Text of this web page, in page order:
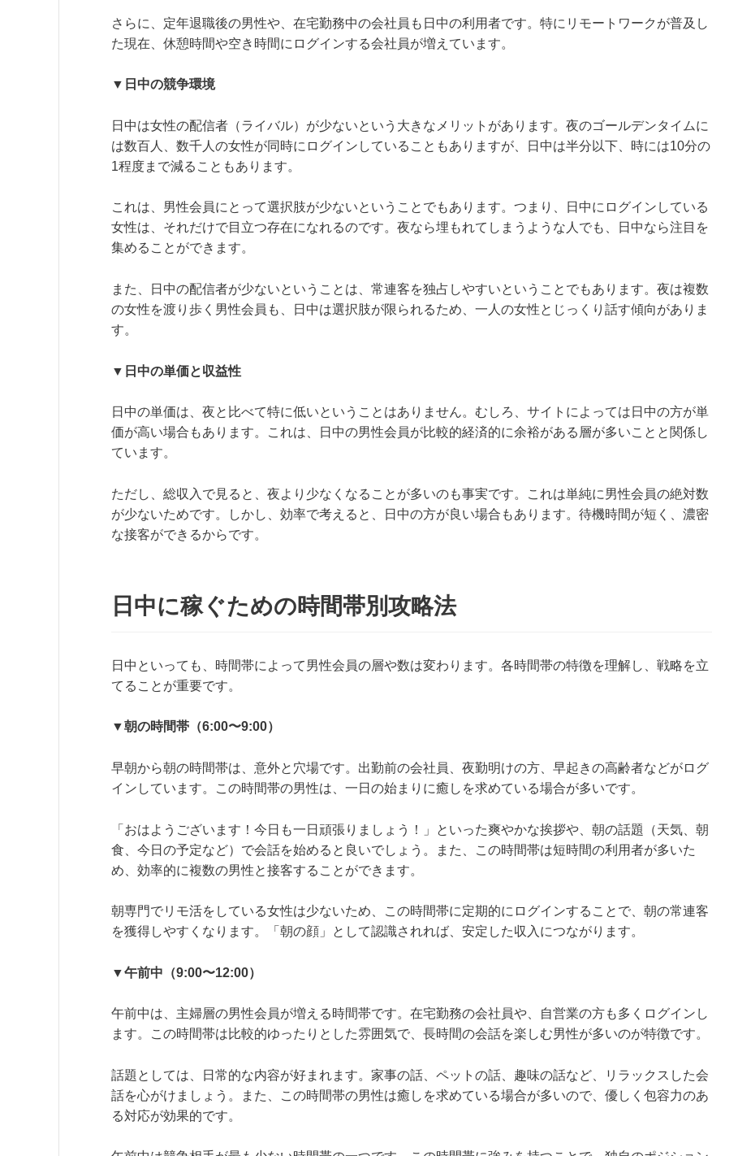
さらに、定年退職後の男性や、在宅勤務中の会社員も日中の利用者です。特にリモートワークが普及し
た現在、休憩時間や空き時間にログインする会社員が増えています。
▼日中の競争環境
日中は女性の配信者（ライバル）が少ないという大きなメリットがあります。夜のゴールデンタイムに
は数百人、数千人の女性が同時にログインしていることもありますが、日中は半分以下、時には10分の
1程度まで減ることもあります。
これは、男性会員にとって選択肢が少ないということでもあります。つまり、日中にログインしている
女性は、それだけで目立つ存在になれるのです。夜なら埋もれてしまうような人でも、日中なら注目を
集めることができます。
また、日中の配信者が少ないということは、常連客を独占しやすいということでもあります。夜は複数
の女性を渡り歩く男性会員も、日中は選択肢が限られるため、一人の女性とじっくり話す傾向がありま
す。
▼日中の単価と収益性
日中の単価は、夜と比べて特に低いということはありません。むしろ、サイトによっては日中の方が単
価が高い場合もあります。これは、日中の男性会員が比較的経済的に余裕がある層が多いことと関係し
ています。
ただし、総収入で見ると、夜より少なくなることが多いのも事実です。これは単純に男性会員の絶対数
が少ないためです。しかし、効率で考えると、日中の方が良い場合もあります。待機時間が短く、濃密
な接客ができるからです。
日中に稼ぐための時間帯別攻略法
日中といっても、時間帯によって男性会員の層や数は変わります。各時間帯の特徴を理解し、戦略を立
てることが重要です。
▼朝の時間帯（6:00〜9:00）
早朝から朝の時間帯は、意外と穴場です。出勤前の会社員、夜勤明けの方、早起きの高齢者などがログ
インしています。この時間帯の男性は、一日の始まりに癒しを求めている場合が多いです。
「おはようございます！今日も一日頑張りましょう！」といった爽やかな挨拶や、朝の話題（天気、朝
食、今日の予定など）で会話を始めると良いでしょう。また、この時間帯は短時間の利用者が多いた
め、効率的に複数の男性と接客することができます。
朝専門でリモ活をしている女性は少ないため、この時間帯に定期的にログインすることで、朝の常連客
を獲得しやすくなります。「朝の顔」として認識されれば、安定した収入につながります。
▼午前中（9:00〜12:00）
午前中は、主婦層の男性会員が増える時間帯です。在宅勤務の会社員や、自営業の方も多くログインし
ます。この時間帯は比較的ゆったりとした雰囲気で、長時間の会話を楽しむ男性が多いのが特徴です。
話題としては、日常的な内容が好まれます。家事の話、ペットの話、趣味の話など、リラックスした会
話を心がけましょう。また、この時間帯の男性は癒しを求めている場合が多いので、優しく包容力のあ
る対応が効果的です。